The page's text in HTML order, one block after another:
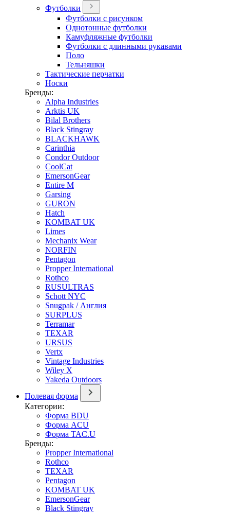
Футболки
Футболки с рисунком
Однотонные футболки
Камуфляжные футболки
Футболки с длинными рукавами
Поло
Тельняшки
Тактические перчатки
Носки
Бренды:
Alpha Industries
Arktis UK
Bilal Brothers
Black Stingray
BLACKHAWK
Carinthia
Condor Outdoor
CoolCat
EmersonGear
Entire M
Garsing
GURON
Hatch
KOMBAT UK
Limes
Mechanix Wear
NORFIN
Pentagon
Propper International
Rothco
RUSULTRAS
Schott NYC
Snugpak / Англия
SURPLUS
Terramar
TEXAR
URSUS
Vertx
Vintage Industries
Wiley X
Yakeda Outdoors
Полевая форма
Категории:
Форма BDU
Форма ACU
Форма TAC.U
Бренды:
Propper International
Rothco
TEXAR
Pentagon
KOMBAT UK
EmersonGear
Black Stingray